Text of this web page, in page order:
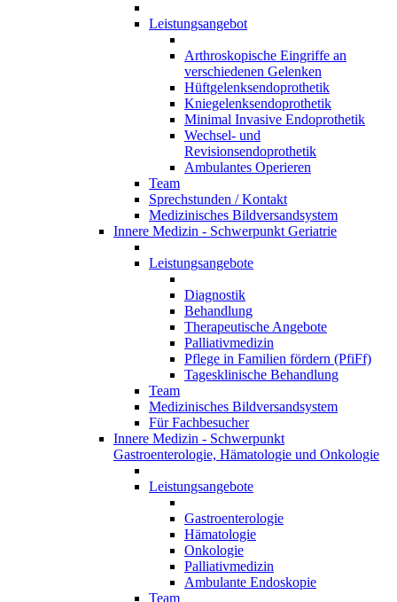
Leistungsangebot
Arthroskopische Eingriffe an
verschiedenen Gelenken
Hüftgelenksendoprothetik
Kniegelenksendoprothetik
Minimal Invasive Endoprothetik
Wechsel- und
Revisionsendoprothetik
Ambulantes Operieren
Team
Sprechstunden / Kontakt
Medizinisches Bildversandsystem
Innere Medizin - Schwerpunkt Geriatrie
Leistungsangebote
Diagnostik
Behandlung
Therapeutische Angebote
Palliativmedizin
Pflege in Familien fördern (PfiFf)
Tagesklinische Behandlung
Team
Medizinisches Bildversandsystem
Für Fachbesucher
Innere Medizin - Schwerpunkt
Gastroenterologie, Hämatologie und Onkologie
Leistungsangebote
Gastroenterologie
Hämatologie
Onkologie
Palliativmedizin
Ambulante Endoskopie
Team